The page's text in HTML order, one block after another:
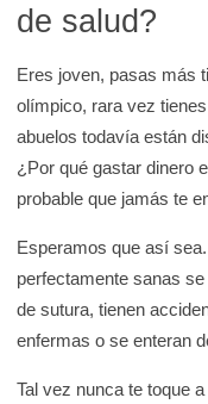
de salud?
Eres joven, pasas más
olímpico, rara vez
abuelos todavía están
¿Por qué gastar dinero
probable que jamás te
Esperamos que así
perfectamente sanas
de sutura, tienen
enfermas o se enteran
Tal vez nunca te toque